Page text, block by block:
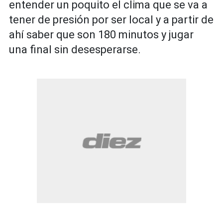
entender un poquito el clima que se va a
tener de presión por ser local y a partir de
ahí saber que son 180 minutos y jugar
una final sin desesperarse.